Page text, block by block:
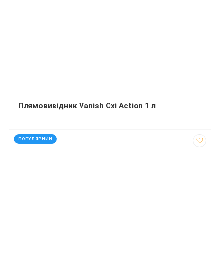
Плямовивідник Vanish Oxi Action 1 л
ПОПУЛЯРНИЙ
код: 91790